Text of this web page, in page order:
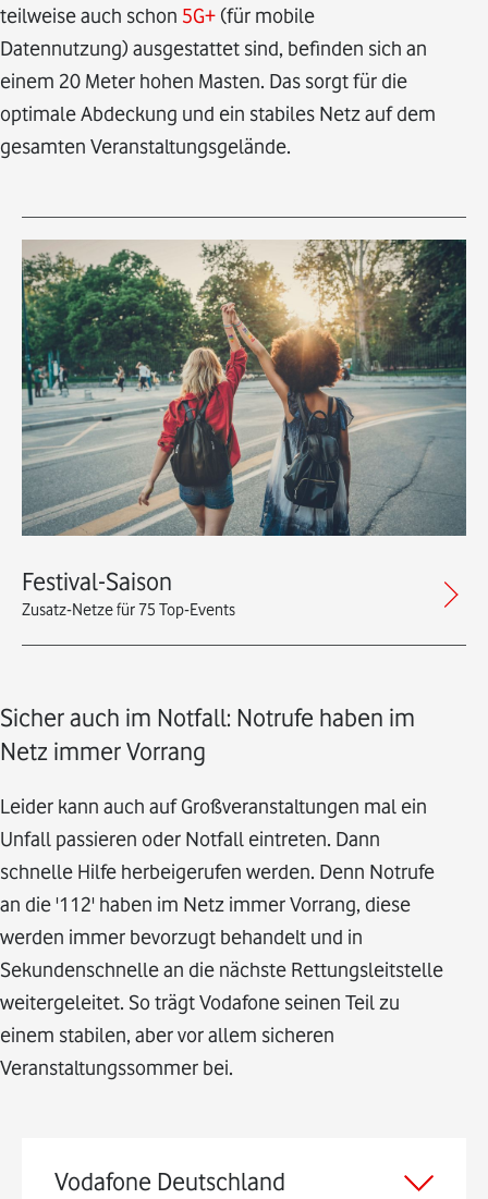
teilweise auch schon 5G+ (für mobile
Datennutzung) ausgestattet sind, befinden sich an
einem 20 Meter hohen Masten. Das sorgt für die
optimale Abdeckung und ein stabiles Netz auf dem
gesamten Veranstaltungsgelände.
Festival-Saison
Zusatz-Netze für 75 Top-Events
Sicher auch im Notfall: Notrufe haben im
Netz immer Vorrang
Leider kann auch auf Großveranstaltungen mal ein
Unfall passieren oder Notfall eintreten. Dann
schnelle Hilfe herbeigerufen werden. Denn Notrufe
an die '112' haben im Netz immer Vorrang, diese
werden immer bevorzugt behandelt und in
Sekundenschnelle an die nächste Rettungsleitstelle
weitergeleitet. So trägt Vodafone seinen Teil zu
einem stabilen, aber vor allem sicheren
Veranstaltungssommer bei.
Vodafone Deutschland